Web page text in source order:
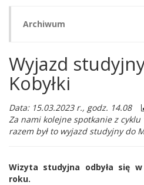
Archiwum
Wyjazd
Kobyłki
Data: 15.03.2023 r., godz. 14.08
Za nami kolejne spotkanie z
razem był to wyjazd studyjny do
Wizyta studyjna odbyła się
roku.